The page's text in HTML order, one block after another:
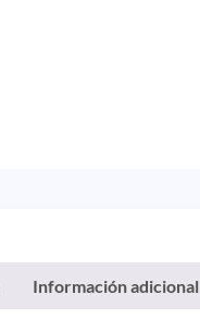
Información adicional